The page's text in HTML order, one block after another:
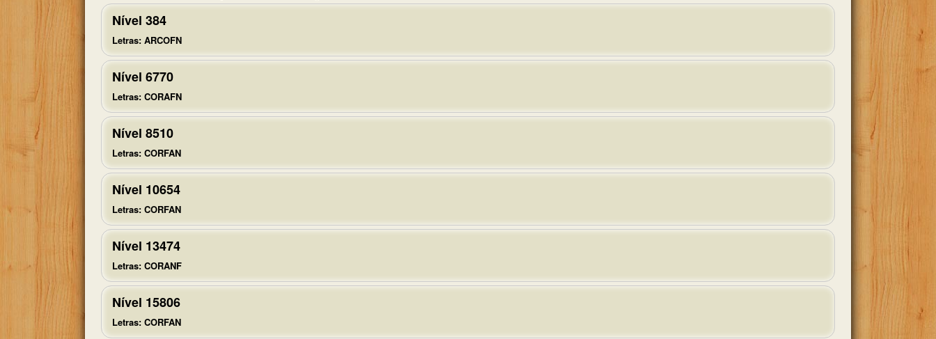
as
letras
do
quebra-
cabeça:
Nível 384
Letras: ARCOFN
Nível 6770
Letras: CORAFN
Nível 8510
Letras: CORFAN
Nível 10654
Letras: CORFAN
Nível 13474
Letras: CORANF
Nível 15806
Letras: CORFAN